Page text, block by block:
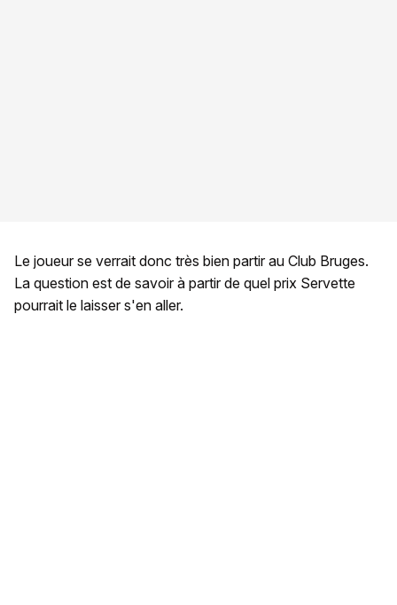
Le joueur se verrait donc très bien partir au Club Bruges.
La question est de savoir à partir de quel prix Servette
pourrait le laisser s'en aller.